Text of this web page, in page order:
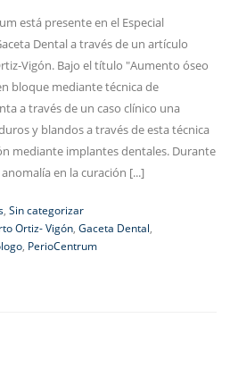
está presente en el Especial
Dental a través de un artículo
Vigón. Bajo el título "Aumento óseo
bloque mediante técnica de
a través de un caso clínico una
y blandos a través de esta técnica
mediante implantes dentales. Durante
en la curación [...]
,Sin categorizar
Ortiz- Vigón, Gaceta Dental
PerioCentrum